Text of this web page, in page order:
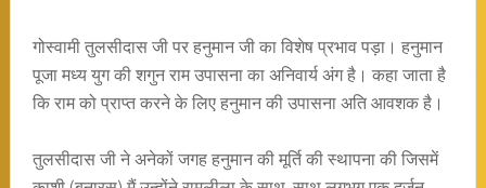
गोस्वामी तुलसीदास जी पर हनुमान जी का विशेष प्रभाव पड़ा। हनुमान
पूजा मध्य युग की शगुन राम उपासना का अनिवार्य अंग है। कहा जाता है
कि राम को प्राप्त करने के लिए हनुमान की उपासना अति आवशक है।
तुलसीदास जी ने अनेकों जगह हनुमान की मूर्ति की स्थापना की जिसमें